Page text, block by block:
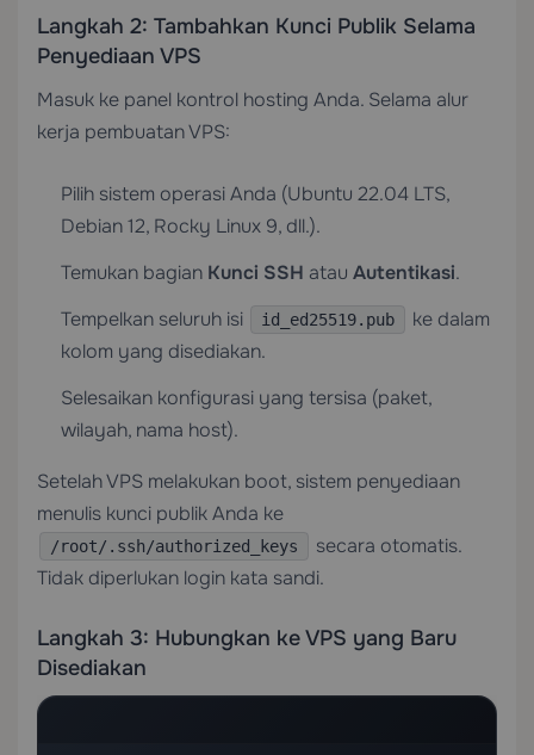
Langkah 2: Tambahkan Kunci Publik Selama
Penyediaan VPS
Masuk ke panel kontrol hosting Anda. Selama alur
kerja pembuatan VPS:
Pilih sistem operasi Anda (Ubuntu 22.04 LTS,
Debian 12, Rocky Linux 9, dll.).
Temukan bagian Kunci SSH atau Autentikasi.
Tempelkan seluruh isi
id_ed25519.pub
ke dalam
kolom yang disediakan.
Selesaikan konfigurasi yang tersisa (paket,
wilayah, nama host).
Setelah VPS melakukan boot, sistem penyediaan
menulis kunci publik Anda ke
/root/.ssh/authorized_keys
secara otomatis.
Tidak diperlukan login kata sandi.
Langkah 3: Hubungkan ke VPS yang Baru
Disediakan